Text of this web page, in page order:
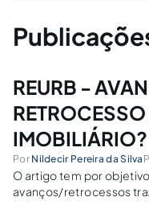
REURB -
IMOBILIÁRIO?
Por Nildecir Pereira da Silva
O artigo tem por
avanços/retrocessos